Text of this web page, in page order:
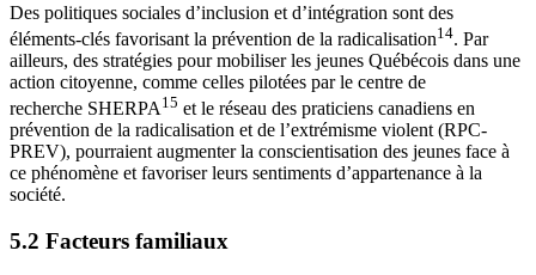
Des politiques sociales d’inclusion et d’intégration sont des
éléments-clés favorisant la prévention de la radicalisation14. Par
ailleurs, des stratégies pour mobiliser les jeunes Québécois dans une
action citoyenne, comme celles pilotées par le centre de
recherche SHERPA15 et le réseau des praticiens canadiens en
prévention de la radicalisation et de l’extrémisme violent (RPC-
PREV), pourraient augmenter la conscientisation des jeunes face à
ce phénomène et favoriser leurs sentiments d’appartenance à la
société.
5.2 Facteurs familiaux